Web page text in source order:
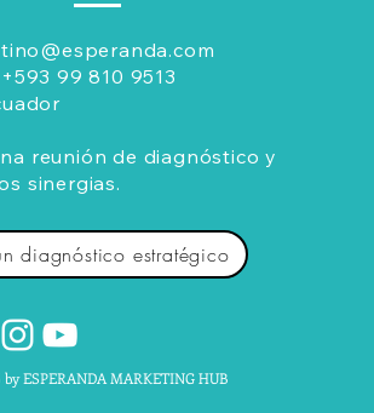
+593 99 810 9513
reunión de diagnóstico y
sinergias.
diagnóstico estratégico
ESPERANDA MARKETING HUB